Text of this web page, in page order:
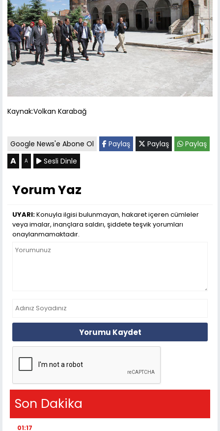
Kaynak:Volkan Karabağ
Google News'e Abone Ol Paylaş Paylaş Paylaş
A A Sesli Dinle
Yorum Yaz
UYARI:Konuyla ilgisi bulunmayan, hakaret içeren cümleler
veya imalar, inançlara saldırı, şiddete teşvik yorumları
onaylanmamaktadır.
Yorumu Kaydet
Son Dakika
01:17